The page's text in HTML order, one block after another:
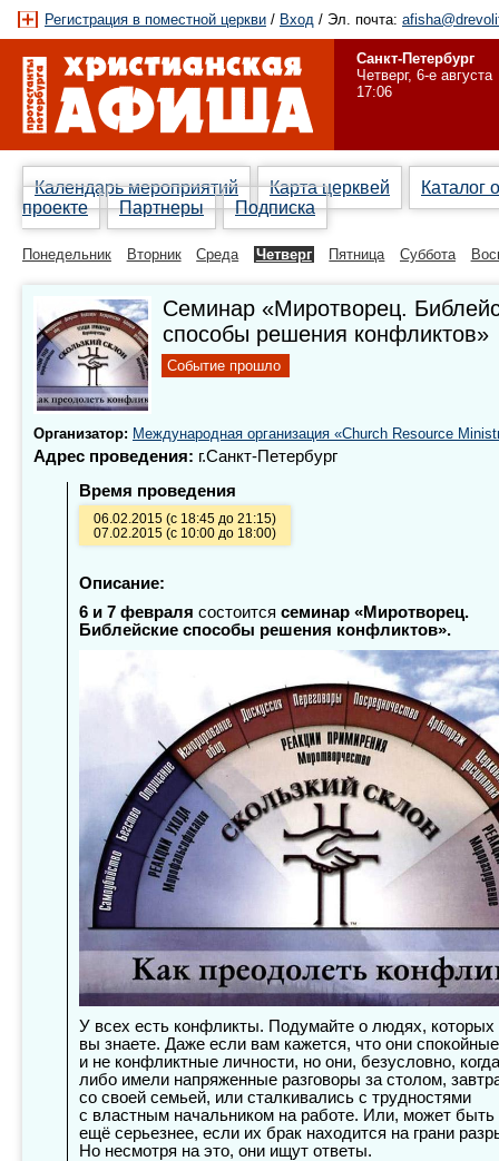
Регистрация в поместной церкви / Вход / Эл. почта:
Санкт-Петербург
Четверг, 6-е августа
17:06
Календарь мероприятий Карта церквей
Каталог
проекте
Партнеры Подписка
Понедельник Вторник Среда Четверг Пятница Суббота
Семинар «Миротворец.
способы решения конфликтов»
Событие прошло
Организатор: Международная организация «Church Resource
Адрес проведения: г.Санкт-Петербург
Время проведения
06.02.2015 (с 18:45 до 21:15)
07.02.2015 (с 10:00 до 18:00)
Описание:
6 и 7 февраля состоится семинар «Миротворец.
Библейские способы решения конфликтов».
У всех есть конфликты. Подумайте о людях, которых
вы знаете. Даже если вам кажется, что они спокойные
и не конфликтные личности, но они, безусловно,
либо имели напряженные разговоры за столом,
со своей семьей, или сталкивались с трудностями
с властным начальником на работе. Или, может быть
ещё серьезнее, если их брак находится на грани
Но несмотря на это, они ищут ответы.